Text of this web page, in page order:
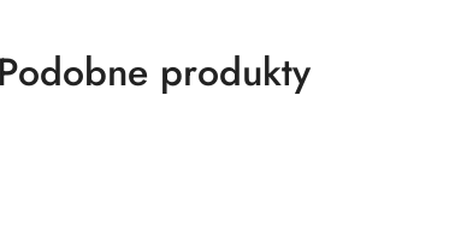
Produkty
Podobne produkty